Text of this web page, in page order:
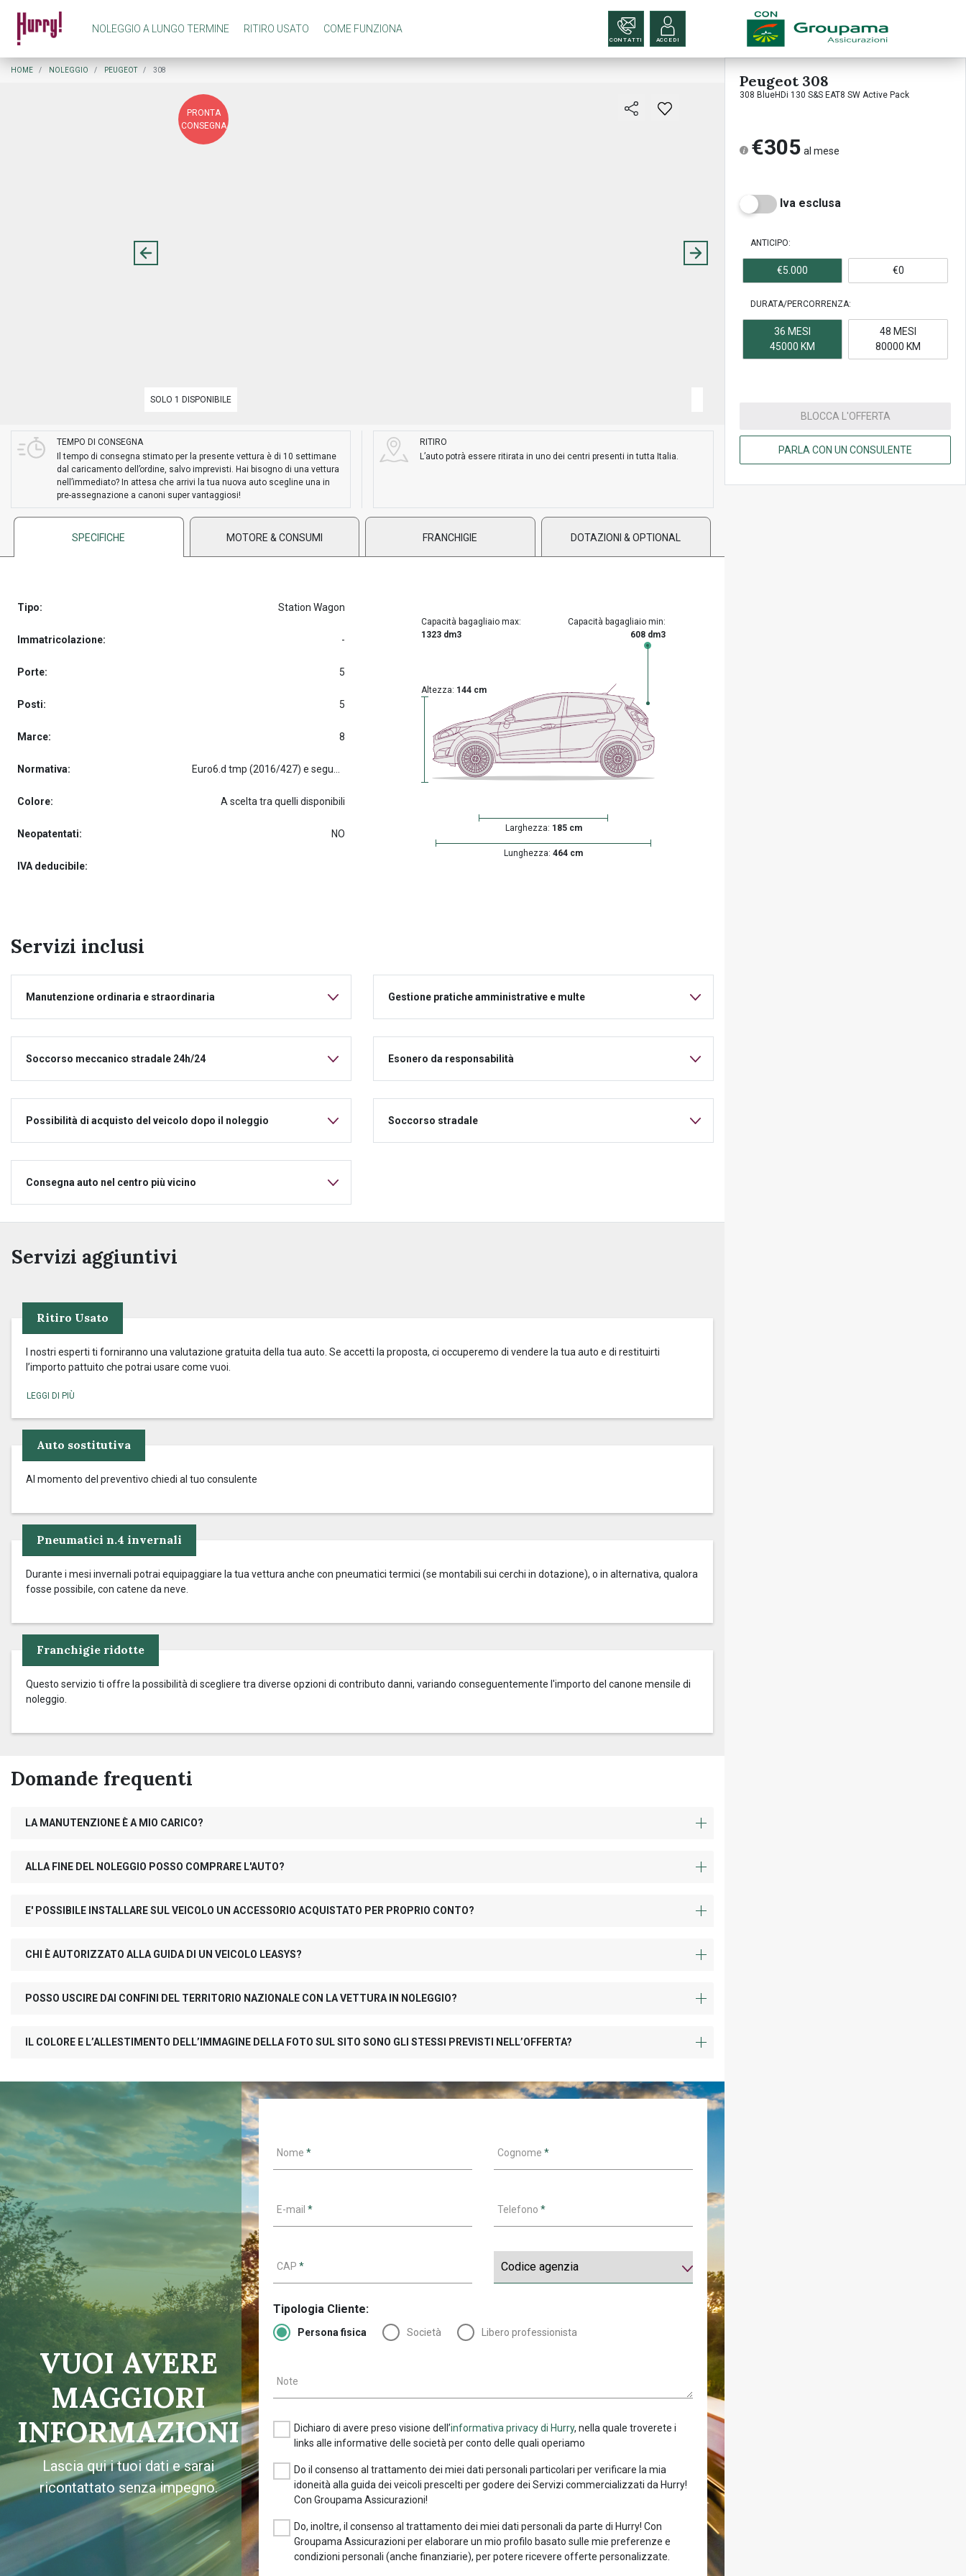
NOLEGGIO A LUNGO TERMINE RITIRO USATO COME FUNZIONA
CONTATTI ACCEDI
Peugeot 308
308 BlueHDi 130 S&S EAT8 SW Active Pack
€305 al mese
Iva esclusa
ANTICIPO:
€5.000 €0
DURATA/PERCORRENZA:
36 MESI
45000 KM
48 MESI
80000 KM
BLOCCA L'OFFERTA
PARLA CON UN CONSULENTE
HOME NOLEGGIO PEUGEOT 308
PRONTA
CONSEGNA
SOLO 1 DISPONIBILE
TEMPO DI CONSEGNA
Il tempo di consegna stimato per la presente vettura è di 10 settimane
dal caricamento dell’ordine, salvo imprevisti. Hai bisogno di una vettura
nell’immediato? In attesa che arrivi la tua nuova auto scegline una in
pre-assegnazione a canoni super vantaggiosi!
RITIRO
L’auto potrà essere ritirata in uno dei centri presenti in tutta Italia.
SPECIFICHE MOTORE & CONSUMI FRANCHIGIE DOTAZIONI & OPTIONAL
Tipo: Station Wagon
Immatricolazione: -
Porte: 5
Posti: 5
Marce: 8
Normativa:
Colore: A scelta tra quelli disponibili
Neopatentati: NO
IVA deducibile:
Capacità bagagliaio max:
1323 dm3
Capacità bagagliaio min:
608 dm3
Altezza: 144 cm
Larghezza: 185 cm
Lunghezza: 464 cm
Servizi inclusi
Manutenzione ordinaria e straordinaria Gestione pratiche amministrative e multe
Soccorso meccanico stradale 24h/24 Esonero da responsabilità
Possibilità di acquisto del veicolo dopo il noleggio Soccorso stradale
Consegna auto nel centro più vicino
Servizi aggiuntivi
Ritiro Usato
I nostri esperti ti forniranno una valutazione gratuita della tua auto. Se accetti la proposta, ci occuperemo di vendere la tua auto e di restituirti
l’importo pattuito che potrai usare come vuoi.
Auto sostitutiva
Al momento del preventivo chiedi al tuo consulente
Pneumatici n.4 invernali
Durante i mesi invernali potrai equipaggiare la tua vettura anche con pneumatici termici (se montabili sui cerchi in dotazione), o in alternativa, qualora
fosse possibile, con catene da neve.
Franchigie ridotte
Questo servizio ti offre la possibilità di scegliere tra diverse opzioni di contributo danni, variando conseguentemente l'importo del canone mensile di
noleggio.
Domande frequenti
LA MANUTENZIONE È A MIO CARICO?
ALLA FINE DEL NOLEGGIO POSSO COMPRARE L'AUTO?
E' POSSIBILE INSTALLARE SUL VEICOLO UN ACCESSORIO ACQUISTATO PER PROPRIO CONTO?
CHI È AUTORIZZATO ALLA GUIDA DI UN VEICOLO LEASYS?
POSSO USCIRE DAI CONFINI DEL TERRITORIO NAZIONALE CON LA VETTURA IN NOLEGGIO?
IL COLORE E L’ALLESTIMENTO DELL’IMMAGINE DELLA FOTO SUL SITO SONO GLI STESSI PREVISTI NELL’OFFERTA?
VUOI AVERE
MAGGIORI
INFORMAZIONI
Lascia qui i tuoi dati e sarai
ricontattato senza impegno.
Nome * Cognome *
E-mail * Telefono *
CAP *
Tipologia Cliente:
Persona fisica Società Libero professionista
Note
Dichiaro di avere preso visione dell’informativa privacy di Hurry, nella quale troverete i
links alle informative delle società per conto delle quali operiamo
Do il consenso al trattamento dei miei dati personali particolari per verificare la mia
idoneità alla guida dei veicoli prescelti per godere dei Servizi commercializzati da Hurry!
Con Groupama Assicurazioni!
Do, inoltre, il consenso al trattamento dei miei dati personali da parte di Hurry! Con
Groupama Assicurazioni per elaborare un mio profilo basato sulle mie preferenze e
condizioni personali (anche finanziarie), per potere ricevere offerte personalizzate.
NOLEGGIO A LUNGO TERMINE AZIENDE